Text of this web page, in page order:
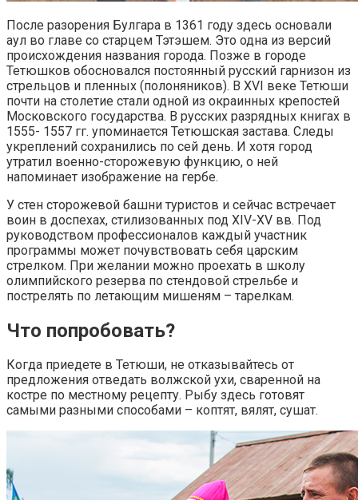
После разорения Булгара в 1361 году здесь основали
аул во главе со старцем Тэтэшем. Это одна из версий
происхождения названия города. Позже в городе
Тетюшков обосновался постоянный русский гарнизон из
стрельцов и пленных (полоняников). В XVI веке Тетюши
почти на столетие стали одной из окраинных крепостей
Московского государства. В русских разрядных книгах в
1555- 1557 гг. упоминается Тетюшская застава. Следы
укреплений сохранились по сей день. И хотя город
утратил военно-сторожевую функцию, о ней
напоминает изображение на гербе.
У стен сторожевой башни туристов и сейчас встречает
воин в доспехах, стилизованных под XIV-XV вв. Под
руководством профессионалов каждый участник
программы может почувствовать себя царским
стрелком. При желании можно проехать в школу
олимпийского резерва по стендовой стрельбе и
пострелять по летающим мишеням – тарелкам.
Что попробовать?
Когда приедете в Тетюши, не отказывайтесь от
предложения отведать волжской ухи, сваренной на
костре по местному рецепту. Рыбу здесь готовят
самыми разными способами – коптят, вялят, сушат.